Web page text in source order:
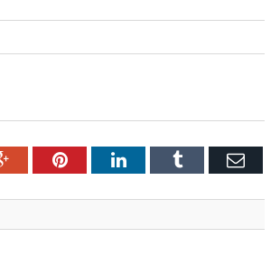
Google+PinterestLinkedInTumblr Email